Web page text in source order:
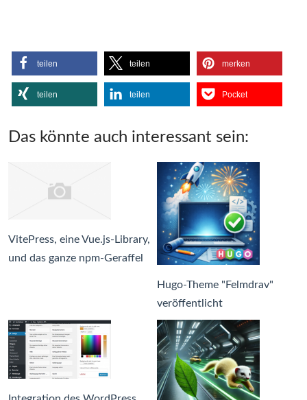
teilen teilen merken
teilen teilen Pocket
Das könnte auch interessant sein:
VitePress, eine Vue.js-Library,
und das ganze npm-Geraffel
Hugo-Theme "Felmdrav"
veröffentlicht